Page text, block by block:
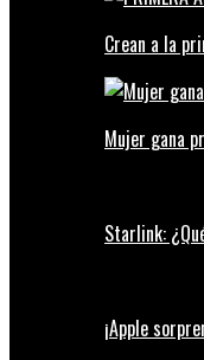
Crean a la
Mujer gana
Starlink:
¡Apple